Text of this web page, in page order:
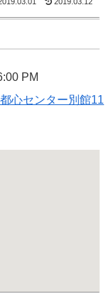
PM
心センター別館11